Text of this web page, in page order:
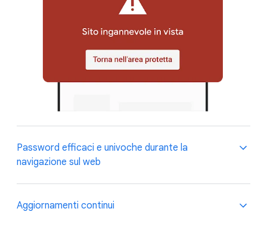
Password efficaci e univoche durante la
navigazione sul web
Password efficaci e univoche
Aggiornamenti continui